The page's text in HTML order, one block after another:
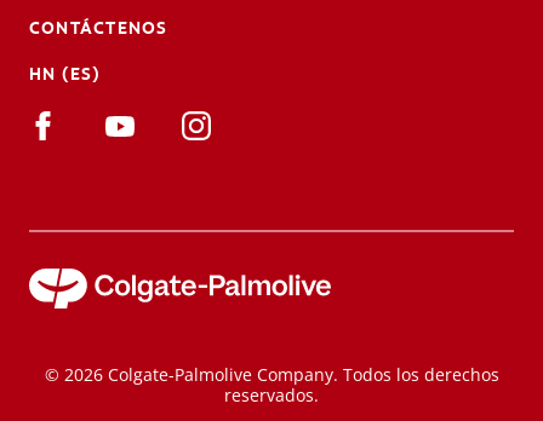
CONTÁCTENOS
HN (ES)
© 2026 Colgate-Palmolive Company. Todos los derechos
reservados.